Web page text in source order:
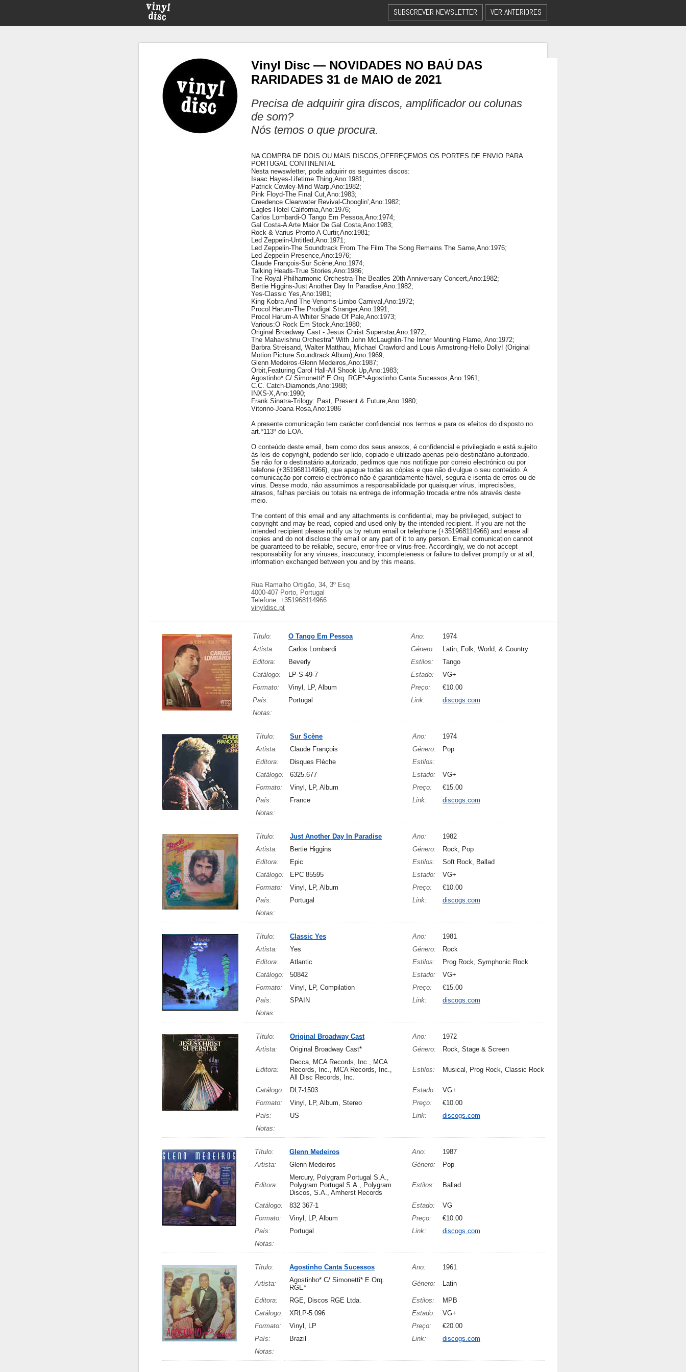
SUBSCREVER NEWSLETTER VER ANTERIORES
Vinyl Disc — NOVIDADES NO BAÚ DAS
RARIDADES 31 de MAIO de 2021
Precisa de adquirir gira discos, amplificador ou colunas
de som?
Nós temos o que procura.
NA COMPRA DE DOIS OU MAIS DISCOS,OFEREÇEMOS OS PORTES DE ENVIO PARA
PORTUGAL CONTINENTAL
Nesta newswletter, pode adquirir os seguintes discos:
Isaac Hayes-Lifetime Thing,Ano:1981;
Patrick Cowley-Mind Warp,Ano:1982;
Pink Floyd-The Final Cut,Ano:1983;
Creedence Clearwater Revival-Chooglin',Ano:1982;
Eagles-Hotel California,Ano:1976;
Carlos Lombardi-O Tango Em Pessoa,Ano:1974;
Gal Costa-A Arte Maior De Gal Costa,Ano:1983;
Rock & Varius-Pronto A Curtir,Ano:1981;
Led Zeppelin-Untitled,Ano:1971;
Led Zeppelin-The Soundtrack From The Film The Song Remains The Same,Ano:1976;
Led Zeppelin-Presence,Ano:1976;
Claude François-Sur Scène,Ano:1974;
Talking Heads-True Stories,Ano:1986;
The Royal Philharmonic Orchestra-The Beatles 20th Anniversary Concert,Ano:1982;
Bertie Higgins-Just Another Day In Paradise,Ano:1982;
Yes-Classic Yes,Ano:1981;
King Kobra And The Venoms-Limbo Carnival,Ano:1972;
Procol Harum-The Prodigal Stranger,Ano:1991;
Procol Harum-A Whiter Shade Of Pale,Ano:1973;
Various:O Rock Em Stock,Ano:1980;
Original Broadway Cast - Jesus Christ Superstar,Ano:1972;
The Mahavishnu Orchestra* With John McLaughlin-The Inner Mounting Flame, Ano:1972;
Barbra Streisand, Walter Matthau, Michael Crawford and Louis Armstrong-Hello Dolly! (Original
Motion Picture Soundtrack Album),Ano:1969;
Glenn Medeiros-Glenn Medeiros,Ano:1987;
Orbit,Featuring Carol Hall-All Shook Up,Ano:1983;
Agostinho* C/ Simonetti* E Orq. RGE*-Agostinho Canta Sucessos,Ano:1961;
C.C. Catch-Diamonds,Ano:1988;
INXS-X,Ano:1990;
Frank Sinatra-Trilogy: Past, Present & Future,Ano:1980;
Vitorino-Joana Rosa,Ano:1986
A presente comunicação tem carácter confidencial nos termos e para os efeitos do disposto no
art.º113º do EOA.
O conteúdo deste email, bem como dos seus anexos, é confidencial e privilegiado e está sujeito
às leis de copyright, podendo ser lido, copiado e utilizado apenas pelo destinatário autorizado.
Se não for o destinatário autorizado, pedimos que nos notifique por correio electrónico ou por
telefone (+351968114966), que apague todas as cópias e que não divulgue o seu conteúdo. A
comunicação por correio electrónico não é garantidamente fiável, segura e isenta de erros ou de
vírus. Desse modo, não assumimos a responsabilidade por quaisquer vírus, imprecisões,
atrasos, falhas parciais ou totais na entrega de informação trocada entre nós através deste
meio.
The content of this email and any attachments is confidential, may be privileged, subject to
copyright and may be read, copied and used only by the intended recipient. If you are not the
intended recipient please notify us by return email or telephone (+351968114966) and erase all
copies and do not disclose the email or any part of it to any person. Email comunication cannot
be guaranteed to be reliable, secure, error-free or vírus-free. Accordingly, we do not accept
responsability for any viruses, inaccuracy, incompleteness or failure to deliver promptly or at all,
information exchanged between you and by this means.
Rua Ramalho Ortigão, 34, 3º Esq
4000-407 Porto, Portugal
Telefone: +351968114966
vinyldisc.pt
Título: O Tango Em Pessoa Ano:
1974
Artista:
Carlos Lombardi Género:
Latin, Folk, World, & Country
Editora:
Beverly Estilos:
Tango
Catálogo:
LP-S-49-7 Estado:
VG+
Formato:
Vinyl, LP, Album Preço:
€10.00
País:
Portugal Link:
discogs.com
Notas:
Título: Sur Scène Ano:
1974
Artista:
Claude François Género:
Pop
Editora:
Disques Flèche
Estilos:
Catálogo:
6325.677 Estado:
VG+
Formato:
Vinyl, LP, Album Preço:
€15.00
País:
France Link:
discogs.com
Notas:
Título: Just Another Day In Paradise Ano:
1982
Artista:
Bertie Higgins Género:
Rock, Pop
Editora:
Epic Estilos:
Soft Rock, Ballad
Catálogo:
EPC 85595 Estado:
VG+
Formato:
Vinyl, LP, Album Preço:
€10.00
País:
Portugal Link:
discogs.com
Notas:
Título: Classic Yes Ano:
1981
Artista:
Yes Género:
Rock
Editora:
Atlantic Estilos:
Prog Rock, Symphonic Rock
Catálogo:
50842 Estado:
VG+
Formato:
Vinyl, LP, Compilation Preço:
€15.00
País:
SPAIN Link:
discogs.com
Notas:
Título: Original Broadway Cast Ano:
1972
Artista:
Original Broadway Cast* Género: Rock, Stage & Screen
Editora:
Decca, MCA Records, Inc., MCA
Records, Inc., MCA Records, Inc.,
All Disc Records, Inc.
Estilos: Musical, Prog Rock, Classic Rock
Catálogo: DL7-1503 Estado:
VG+
Formato:
Vinyl, LP, Album, Stereo Preço:
€10.00
País:
US Link:
discogs.com
Notas:
Título: Glenn Medeiros Ano:
1987
Artista:
Glenn Medeiros Género: Pop
Editora:
Mercury, Polygram Portugal S.A.,
Polygram Portugal S.A., Polygram
Discos, S.A., Amherst Records
Estilos: Ballad
Catálogo: 832 367-1 Estado:
VG
Formato:
Vinyl, LP, Album Preço:
€10.00
País:
Portugal Link:
discogs.com
Notas:
Título: Agostinho Canta Sucessos Ano: 1961
Artista:
Agostinho* C/ Simonetti* E Orq.
RGE*
Género: Latin
Editora: RGE, Discos RGE Ltda. Estilos:
MPB
Catálogo:
XRLP-5.096 Estado:
VG+
Formato:
Vinyl, LP Preço:
€20.00
País:
Brazil Link:
discogs.com
Notas: